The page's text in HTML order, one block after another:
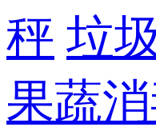
秤 垃
果蔬